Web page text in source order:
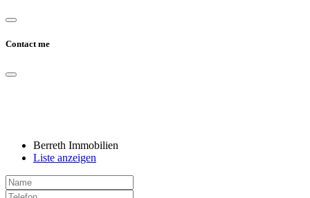
Contact me
Berreth Immobilien
Liste anzeigen